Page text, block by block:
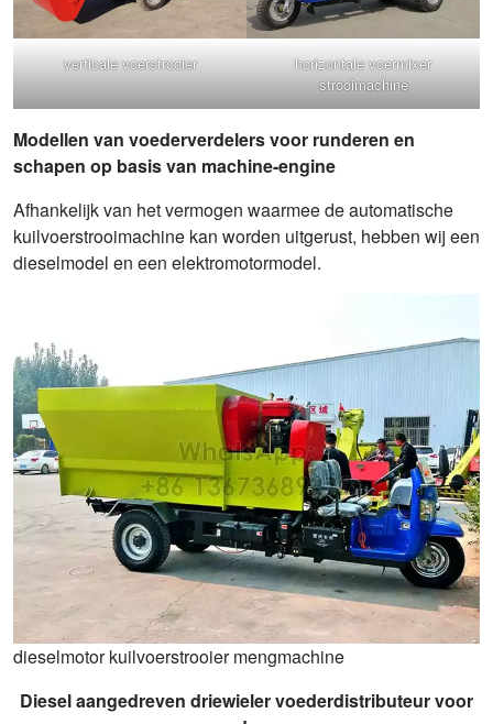
verticale voerstrooier
horizontale voermixer
strooimachine
Modellen van voederverdelers voor runderen en
schapen op basis van machine-engine
Afhankelijk van het vermogen waarmee de automatische
kuilvoerstrooimachine kan worden uitgerust, hebben wij een
dieselmodel en een elektromotormodel.
dieselmotor kuilvoerstrooier mengmachine
Diesel aangedreven driewieler voederdistributeur voor